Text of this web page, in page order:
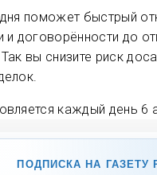
поможет быстрый
и договорённости до
вы снизите риск
каждый день 6
ПОДПИСКА НА ГАЗЕТУ